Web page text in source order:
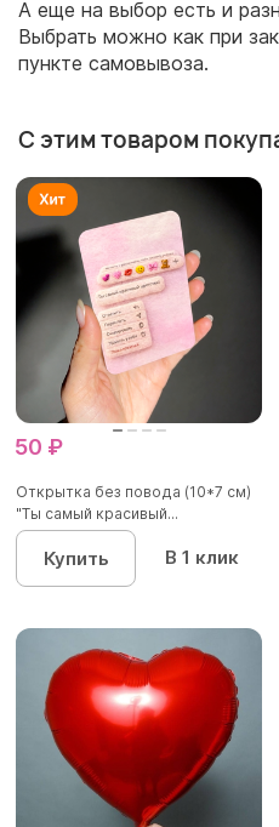
А еще на выбор есть и
Выбрать можно как при
пункте самовывоза.
С этим товаром
50 ₽
Открытка без повода (10*7 см)
"Ты самый красивый...
Купить В 1 клик